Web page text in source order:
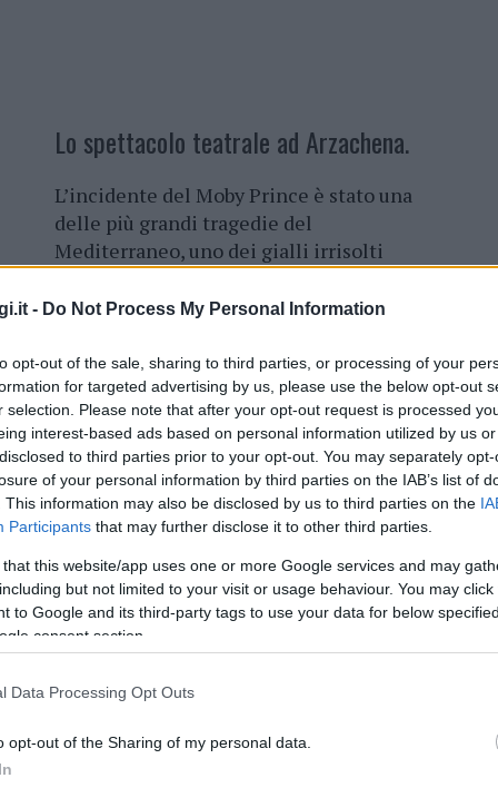
- Do Not Process My Personal Information
opt-out of the sale, sharing to third parties, or processing of your
for targeted advertising by us, please use the below opt-out
selection. Please note that after your opt-out request is processed
interest-based ads based on personal information utilized by us
to third parties prior to your opt-out. You may separately
of your personal information by third parties on the IAB’s list of
This information may also be disclosed by us to third parties on the
Participants that may further disclose it to other third parties.
that this website/app uses one or more Google services and may
but not limited to your visit or usage behaviour. You may
to Google and its third-party tags to use your data for below
consent section.
Data Processing Opt Outs
opt-out of the Sharing of my personal data.
Lo spettacolo teatrale ad Arzachena.
L’incidente del Moby Prince è stato una
delle più grandi tragedie del
Mediterraneo, uno dei gialli irrisolti
eventodiventa uno spettacoloe sarà
nell’auditorium multidisciplinare Ama,
l’11 aprile alle 19.
La rappresentazione, firmata da
rievoca la collisione tra il traghetto
Abruzzo.Nell’incidente avvenne di
1991, persero la vita anche numerosi
una serie di monologhi incrociati
ricostruzioni in 3D
vede la collaborazionecon Teatro
“140” – familiari vittime Moby Prince e
Moby Prince Onlus.
e cosa accadde quella sera.